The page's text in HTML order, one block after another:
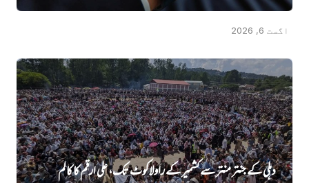
اگست 6, 2026
دہلی کے جنتر منتر سے کشمیر کے راولاکوٹ تک، علی ارقم کا کالم